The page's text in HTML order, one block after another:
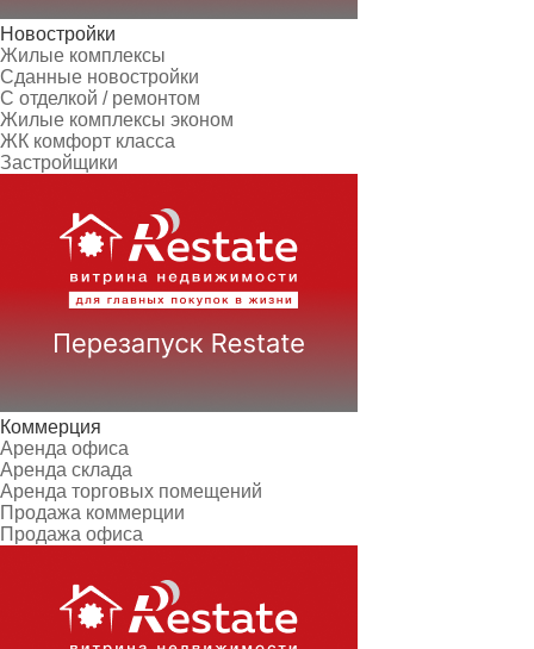
Новостройки
Жилые комплексы
Сданные новостройки
С отделкой / ремонтом
Жилые комплексы эконом
ЖК комфорт класса
Застройщики
Коммерция
Аренда офиса
Аренда склада
Аренда торговых помещений
Продажа коммерции
Продажа офиса